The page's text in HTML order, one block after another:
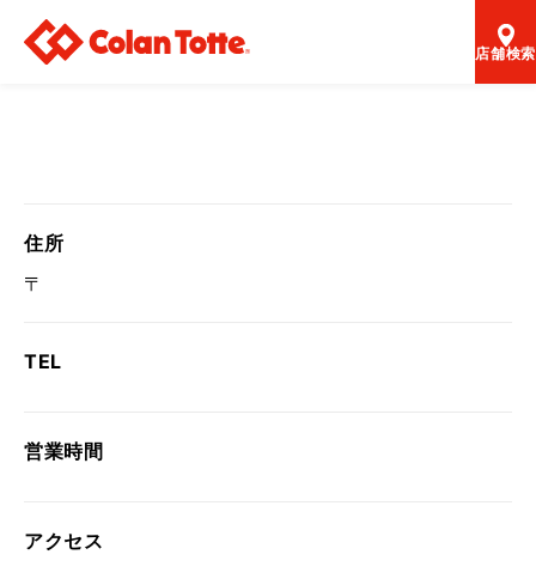
店舗検索
住所
〒
TEL
営業時間
アクセス